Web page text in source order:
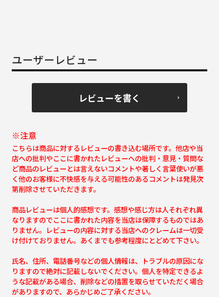
ユーザーレビュー
レビューを書く
※注意
こちらは商品に対するレビューの書き込む場所です。他店や当
店への批判やここに書かれたレビューへの批判・意見・質問な
ど商品のレビューとは言えないコメントや著しく言葉使いが悪
く他のお客様に不快感を与える可能性のあるコメントは発見次
第削除させていただきます。
商品レビューは個人的感想です。感想や感じ方は人それぞれ異
なりますのでここに書かれた内容を当店は保障するものではあ
りません。レビューの内容に対する当店へのクレームは一切受
け付けておりません。あくまでも参考程度にとどめて下さい。
氏名、住所、電話番号などの個人情報は、トラブルの原因にな
りますので絶対に記載しないでください。個人を特定できるよ
うな記載がある場合、削除などの措置を取らせていただく場合
がありますので、あらかじめご了承ください。